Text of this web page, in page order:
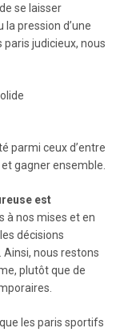
se laisser
la pression d’une
judicieux, nous
parmi ceux d’entre
gagner ensemble.
est
à nos mises et en
décisions
nous restons
plutôt que de
les paris sportifs